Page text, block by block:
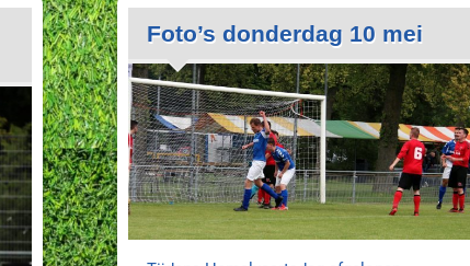
Foto’s donderdag 10 mei